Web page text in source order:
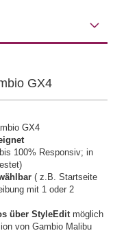
GX4
GX4
100% Responsiv; in
( z.B. Startseite
mit 1 oder 2
über StyleEditmöglich
von Gambio Malibu